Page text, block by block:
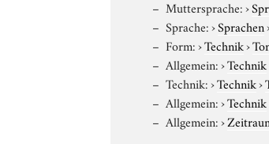
Muttersprache:›
Sprache:›Sprachen
Form:›Technik›
Allgemein:›Technik
Technik:›Technik›
Allgemein:›Technik
Allgemein:›